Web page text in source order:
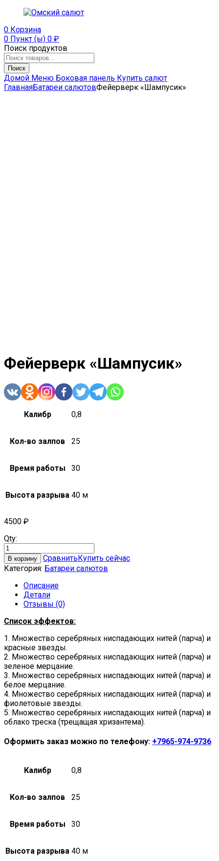
0 Корзина
0 Пункт (ы) 0 ₽
Поиск продуктов
Поиск
Домой Меню Боковая панель Купить салют
ГлавнаяБатареи салютовФейерверк «Шампусик»
Фейерверк «Шампусик»
Калибр 0,8
Кол-во залпов 25
Время работы 30
Высота разрыва 40 м
4500 ₽
Qty:
В корзину СравнитьКупить сейчас
Категория: Батареи салютов
Описание
Детали
Отзывы (0)
Список эффектов:
1. Множество серебряных ниспадающих нитей (парча) и
красные звезды.
2. Множество серебряных ниспадающих нитей (парча) и
зеленое мерцание.
3. Множество серебряных ниспадающих нитей (парча) и
белое мерцание.
4. Множество серебряных ниспадающих нитей (парча) и
фиолетовые звезды.
5. Множество серебряных ниспадающих нитей (парча) и
облако треска (трещащая хризантема).
Оформить заказ можно по телефону: +7965-974-9736
Калибр 0,8
Кол-во залпов 25
Время работы 30
Высота разрыва 40 м